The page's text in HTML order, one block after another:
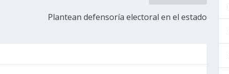
Plantean defensoría electoral en el estado